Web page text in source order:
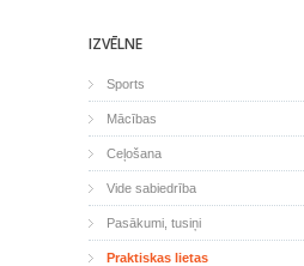
IZVĒLNE
Sports
Mācības
Ceļošana
Vide sabiedrība
Pasākumi, tusiņi
Praktiskas lietas